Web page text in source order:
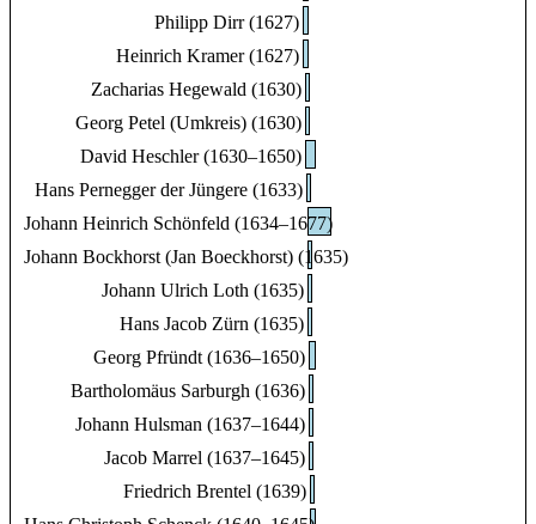
Philipp Dirr (1627)
Heinrich Kramer (1627)
Zacharias Hegewald (1630)
Georg Petel (Umkreis) (1630)
David Heschler (1630–1650)
Hans Pernegger der Jüngere (1633)
Johann Heinrich Schönfeld (1634–1677)
Johann Bockhorst (Jan Boeckhorst) (1635)
Johann Ulrich Loth (1635)
Hans Jacob Zürn (1635)
Georg Pfründt (1636–1650)
Bartholomäus Sarburgh (1636)
Johann Hulsman (1637–1644)
Jacob Marrel (1637–1645)
Friedrich Brentel (1639)